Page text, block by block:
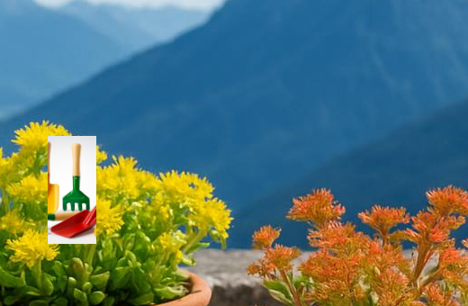
Contenitori ermetici per semi e bulbi:
come conservare il materiale di
semina a fine estate
semina: come scegliere gli
accessori giusti per semi
piccoli e trapianti delicati